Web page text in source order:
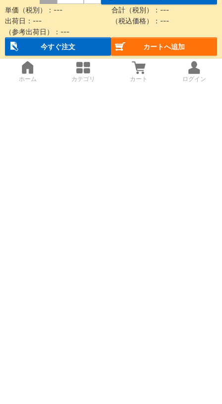
単価（税別）： --- 合計（税別）： ---
出荷日： --- （税込価格）： ---
（参考出荷日）： ---
今すぐ注文
カートへ追加
ホーム カテゴリ カート ログイン